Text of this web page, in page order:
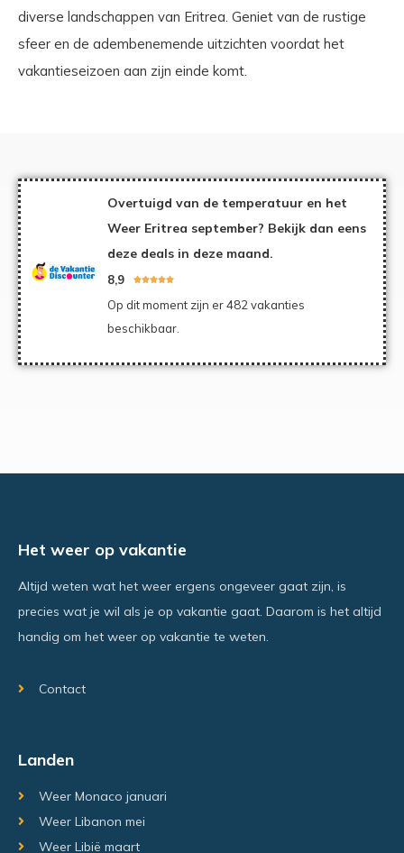
diverse landschappen van Eritrea. Geniet van de rustige
sfeer en de adembenemende uitzichten voordat het
vakantieseizoen aan zijn einde komt.
Overtuigd van de temperatuur en het
Weer Eritrea september? Bekijk dan eens
deze deals in deze maand.
8,9 
Op dit moment zijn er 482 vakanties
beschikbaar.
Het weer op vakantie
Altijd weten wat het weer ergens ongeveer gaat zijn, is
precies wat je wil als je op vakantie gaat. Daarom is het altijd
handig om het weer op vakantie te weten.
Contact
Landen
Weer Monaco januari
Weer Libanon mei
Weer Libië maart